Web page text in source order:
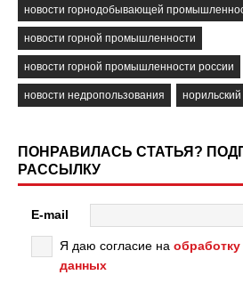
новости горнодобывающей
новости горной промышленности
новости горной промышленности россии
новости недропользования
ПОНРАВИЛАСЬ СТАТЬЯ?
РАССЫЛКУ
E-mail
Я даю согласие на
данных